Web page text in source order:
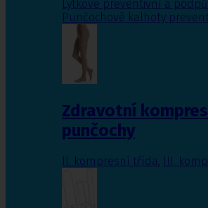
Lýtkové preventivní a
Punčochové kalhoty
Zdravotní
punčochy
II. kompresní třída III.